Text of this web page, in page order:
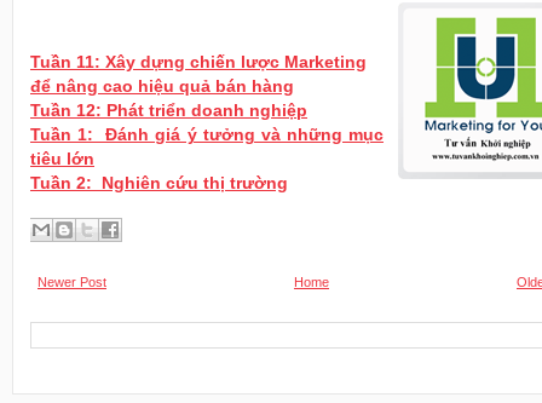
Tuần 11: Xây dựng chiến lược Marketing
để nâng cao hiệu quả bán hàng
Tuần 12: Phát triển doanh nghiệp
Tuần 1: Đánh giá ý tưởng và những mục
tiêu lớn
Tuần 2: Nghiên cứu thị trường
Newer Post Home